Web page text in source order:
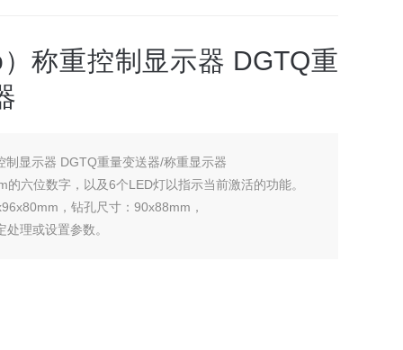
称重控制显示器 DGTQ重
制显示器 DGTQ重量变送器/称重显示器
六位数字，以及6个LED灯以指示当前激活的功能。
，钻孔尺寸：90x88mm，
理或设置参数。